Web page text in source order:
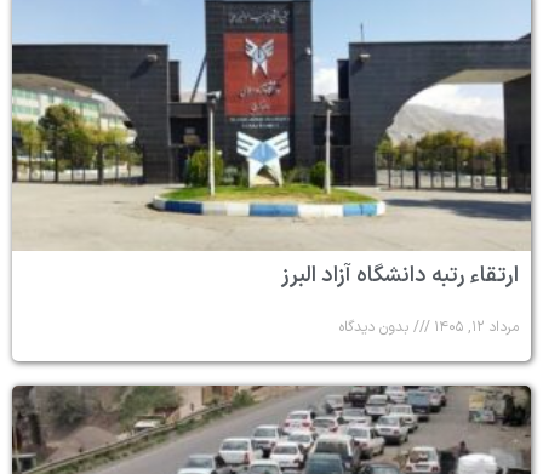
ارتقاء رتبه دانشگاه آزاد البرز
مرداد ۱۲, ۱۴۰۵ بدون دیدگاه